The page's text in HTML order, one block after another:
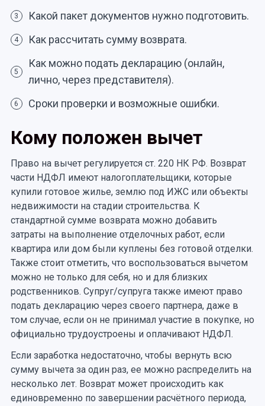
3 Какой пакет документов нужно подготовить.
4 Как рассчитать сумму возврата.
5
Как можно подать декларацию (онлайн,
лично, через представителя).
6 Сроки проверки и возможные ошибки.
Кому положен вычет
Право на вычет регулируется ст. 220 НК РФ. Возврат
части НДФЛ имеют налогоплательщики, которые
купили готовое жилье, землю под ИЖС или объекты
недвижимости на стадии строительства. К
стандартной сумме возврата можно добавить
затраты на выполнение отделочных работ, если
квартира или дом были куплены без готовой отделки.
Также стоит отметить, что воспользоваться вычетом
можно не только для себя, но и для близких
родственников. Супруг/супруга также имеют право
подать декларацию через своего партнера, даже в
том случае, если он не принимал участие в покупке, но
официально трудоустроены и оплачивают НДФЛ.
Если заработка недостаточно, чтобы вернуть всю
сумму вычета за один раз, ее можно распределить на
несколько лет. Возврат может происходить как
единовременно по завершении расчётного периода,